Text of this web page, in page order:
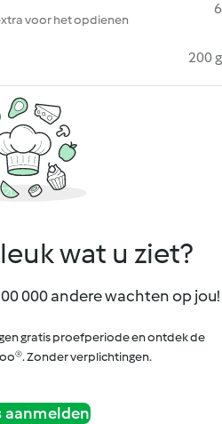
voor het opdienen
6
200 g
wat u ziet?
000 andere wachten op jou!
gratis proefperiode en ontdek de
Zonder verplichtingen.
aanmelden